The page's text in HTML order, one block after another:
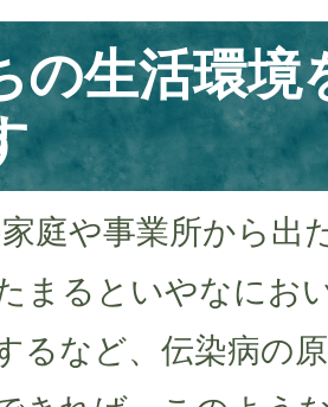
の生活環境
庭や事業所から出
まるといやなにお
るなど、伝染病の